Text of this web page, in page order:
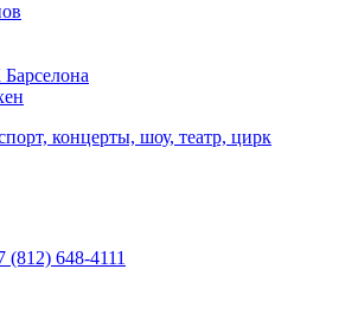
концерты, шоу, театр, цирк
(812) 648-4111